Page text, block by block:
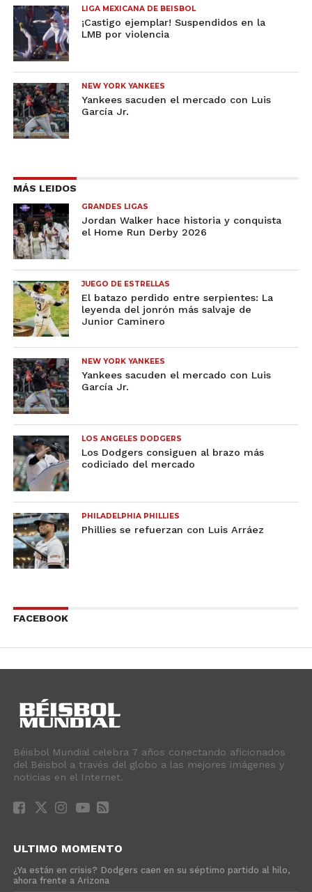
LIGA MEXICANA DE BEISBOL
¡Castigo ejemplar! Suspendidos en la
LMB por violencia
NEW YORK YANKEES
Yankees sacuden el mercado con Luis
García Jr.
MÁS LEIDOS
GRANDES LIGAS
Jordan Walker hace historia y conquista
el Home Run Derby 2026
JUEGO DE ESTRELLAS
El batazo perdido entre serpientes: La
leyenda del jonrón más salvaje de
Junior Caminero
NEW YORK YANKEES
Yankees sacuden el mercado con Luis
García Jr.
LOS ANGELES DODGERS
Los Dodgers consiguen al brazo más
codiciado del mercado
PHILADELPHIA PHILLIES
Phillies se refuerzan con Luis Arráez
FACEBOOK
Béisbol Mundial celebra 7 años conectando aficionados
del Béisbol a través del globo a las mejores imágenes y
noticias en el Internet.
ULTIMO MOMENTO
¿Ya están en crisis? Dodgers caen en su séptimo partido al hilo,
ahora frente a Arizona